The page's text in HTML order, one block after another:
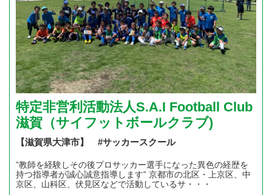
特定非営利活動法人S.A.I Football Club
滋賀（サイフットボールクラブ)
【滋賀県大津市】 #サッカースクール
”教師を経験しその後プロサッカー選手になった異色の経歴を
持つ指導者が誠心誠意指導します” 京都市の北区・上京区、中
京区、山科区、伏見区などで活動しているサ・・・